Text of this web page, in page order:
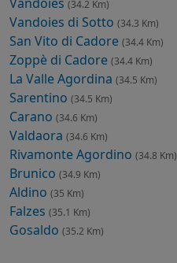
(34.2 Km)
Vandoies di Sotto (34.3 Km)
San Vito di Cadore (34.4 Km)
Zoppè di Cadore (34.4 Km)
La Valle Agordina (34.5 Km)
Sarentino (34.5 Km)
Carano (34.6 Km)
Valdaora (34.6 Km)
Rivamonte Agordino (34.8 Km)
Brunico (34.9 Km)
Aldino (35 Km)
Falzes (35.1 Km)
Gosaldo (35.2 Km)